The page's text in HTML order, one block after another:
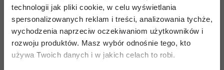
technologii jak pliki cookie, w celu wyświetlania
spersonalizowanych reklam i treści, analizowania tychże,
wychodzenia naprzeciw oczekiwaniom użytkowników i
rozwoju produktów. Masz wybór odnośnie tego, kto
używa Twoich danych i w jakich celach to robi.
wybór kobiet, które wiedzą, że kolor może być
ich znakiem rozpoznawczym – i chcą, by
pozostał taki jak pierwszego dnia po farbowaniu.